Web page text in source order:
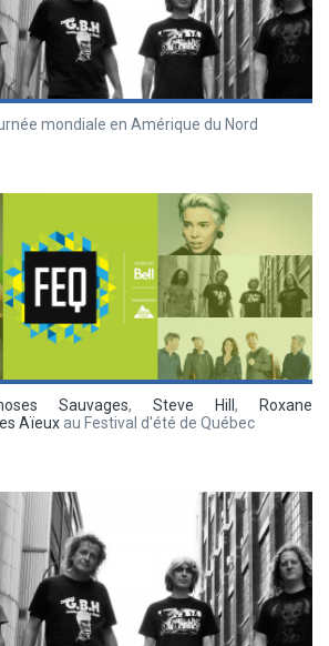
mondiale en Amérique du Nord
Sauvages, Steve Hill ,
Roxane
Aïeux au Festival d'été de Québec